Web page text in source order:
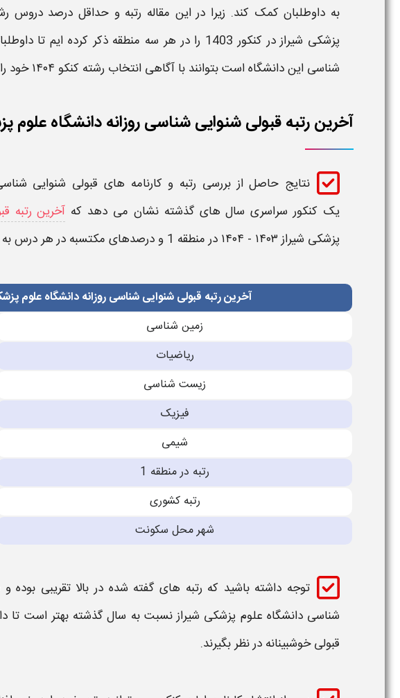
به داوطلبان کمک کند. زیرا در این مقاله رتبهو حداقل درصد دروس
پزشکی شیراز در کنکور 1403
را در هر سه منطقه ذکر کرده ایم تا
شناسی ایندانشگاهاست بتوانند با آگاهی انتخاب رشته کنکو خود
آخرین رتبه قبولی شنوایی شناسی روزانه دانشگاه علوم
نتایج حاصل از بررسی رتبه و کارنامه های قبولی شنوایی
یک کنکور سراسری سال های گذشته نشان می دهد که آخرین رتبه
پزشکی شیراز ۱۴۰۳ - ۱۴۰۴ در منطقه 1
و درصدهای مکتسبه در هر درس
آخرین رتبه قبولی شنوایی شناسی روزانه دانشگاه علوم
زمین شناسی
ریاضیات
زیست شناسی
فیزیک
شیمی
رتبه در منطقه 1
رتبه کشوری
شهر محل سکونت
توجه داشته باشید که رتبه های گفته شده در بالا تقریبی بوده
شناسی دانشگاه علوم پزشکی شیرازنسبت به سال گذشته بهتر است تا
قبولیخوشبینانه در نظر بگیرند.